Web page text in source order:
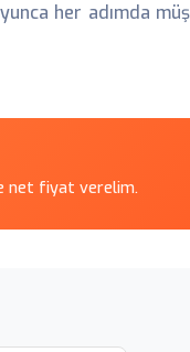
her adımda
net fiyat verelim.